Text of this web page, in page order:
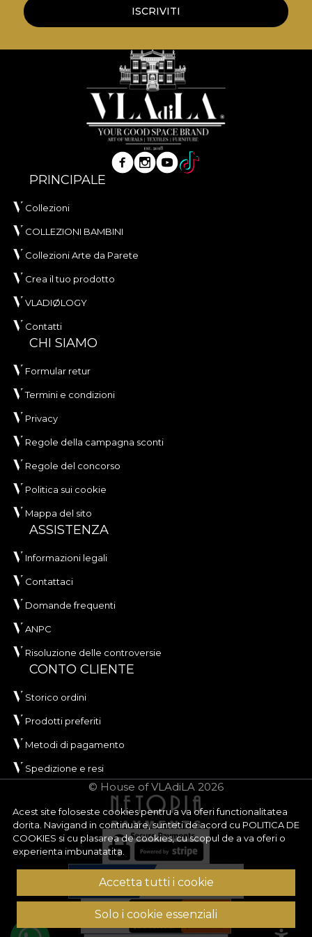
Acest site foloseste cookies pentru a va oferi functionalitatea
dorita. Navigand in continuare, sunteti de acord cu POLITICA DE
COOKIES si cu plasarea de cookies, cu scopul de a va oferi o
experienta imbunatatita.
Accetta tutti i cookie
Solo i cookie essenziali
ISCRIVITI
PRINCIPALE
Collezioni
COLLEZIONI BAMBINI
Collezioni Arte da Parete
Crea il tuo prodotto
VLADIØLOGY
Contatti
CHI SIAMO
Formular retur
Termini e condizioni
Privacy
Regole della campagna sconti
Regole del concorso
Politica sui cookie
Mappa del sito
ASSISTENZA
Informazioni legali
Contattaci
Domande frequenti
ANPC
Risoluzione delle controversie
CONTO CLIENTE
Storico ordini
Prodotti preferiti
Metodi di pagamento
Spedizione e resi
© House of VLAdiLA 2026